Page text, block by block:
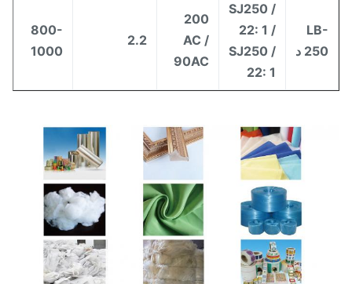
SJ250 /
22: 1 /
SJ250 /
22: 1
AC /
90AC
800-
1000